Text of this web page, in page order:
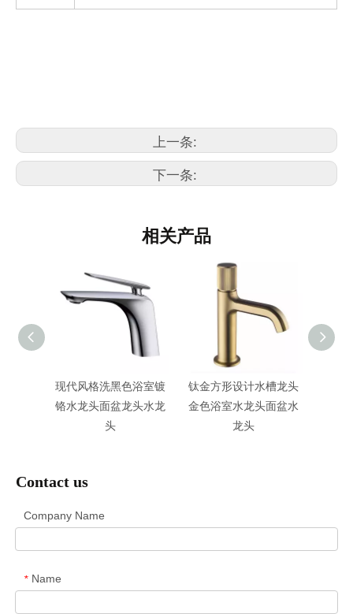
上一条:
下一条:
相关产品
现代风格洗黑色浴室镀
铬水龙头面盆龙头水龙
头
钛金方形设计水槽龙头
金色浴室水龙头面盆水
龙头
Contact us
Company Name
* Name